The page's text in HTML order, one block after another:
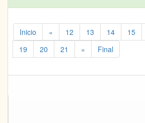
Inicio « 12 13 14 15
19
20 21 » Final